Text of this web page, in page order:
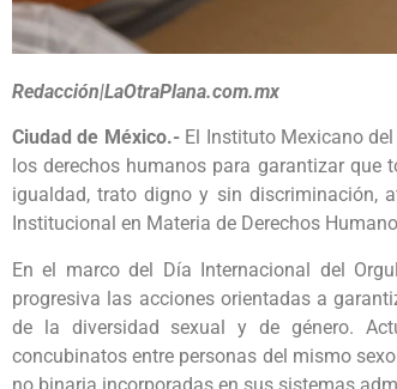
Redacción|LaOtraPlana.com.mx
Ciudad de México.- El Instituto Mexicano
los derechos humanos para garantizar
igualdad, trato digno y sin discriminación,
Institucional en Materia de Derechos
En el marco del Día Internacional del
progresiva las acciones orientadas a
de la diversidad sexual y de género.
concubinatos entre personas del mismo
no binaria incorporadas en sus sistemas